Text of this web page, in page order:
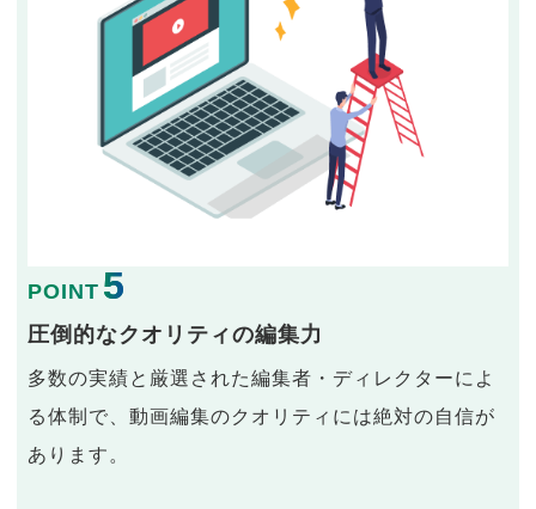
POINT 5
圧倒的なクオリティの編集力
多数の実績と厳選された編集者・ディレクターによ
る体制で、動画編集のクオリティには絶対の自信が
あります。